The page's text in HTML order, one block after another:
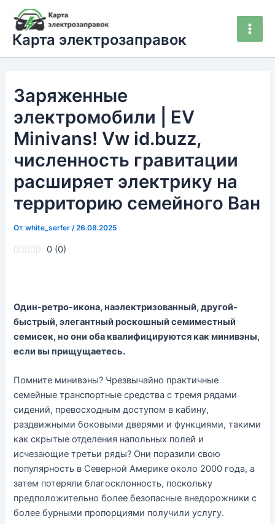
Перейти
содержимому
Карта электрозаправок
Заряженные
электромобили | EV
Minivans! Vw id.buzz,
численность гравитации
расширяет электрику на
территорию семейного Ван
Отwhite_serfer/26.08.2025
0 (0)
Один-ретро-икона, наэлектризованный, другой-
быстрый, элегантный роскошный семиместный
семисек, но они оба квалифицируются как минивэны,
если вы прищущаетесь.
Помните минивэны? Чрезвычайно практичные
семейные транспортные средства с тремя рядами
сидений, превосходным доступом в кабину,
раздвижными боковыми дверями и функциями, такими
как скрытые отделения напольных полей и
исчезающие третьи ряды? Они поразили свою
популярность в Северной Америке около 2000 года, а
затем потеряли благосклонность, поскольку
предположительно более безопасные внедорожники с
более бурными пропорциями получили услугу.